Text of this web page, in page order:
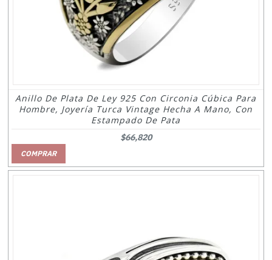
Anillo De Plata De Ley 925 Con Circonia Cúbica Para
Hombre, Joyería Turca Vintage Hecha A Mano, Con
Estampado De Pata
$66,820
COMPRAR